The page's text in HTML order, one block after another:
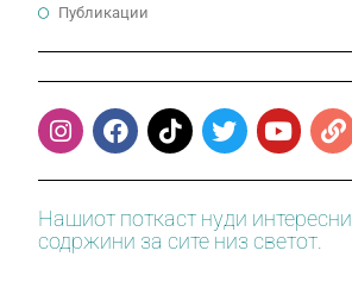
Публикации
Нашиот поткаст нуди интересни
содржини за сите низ светот.